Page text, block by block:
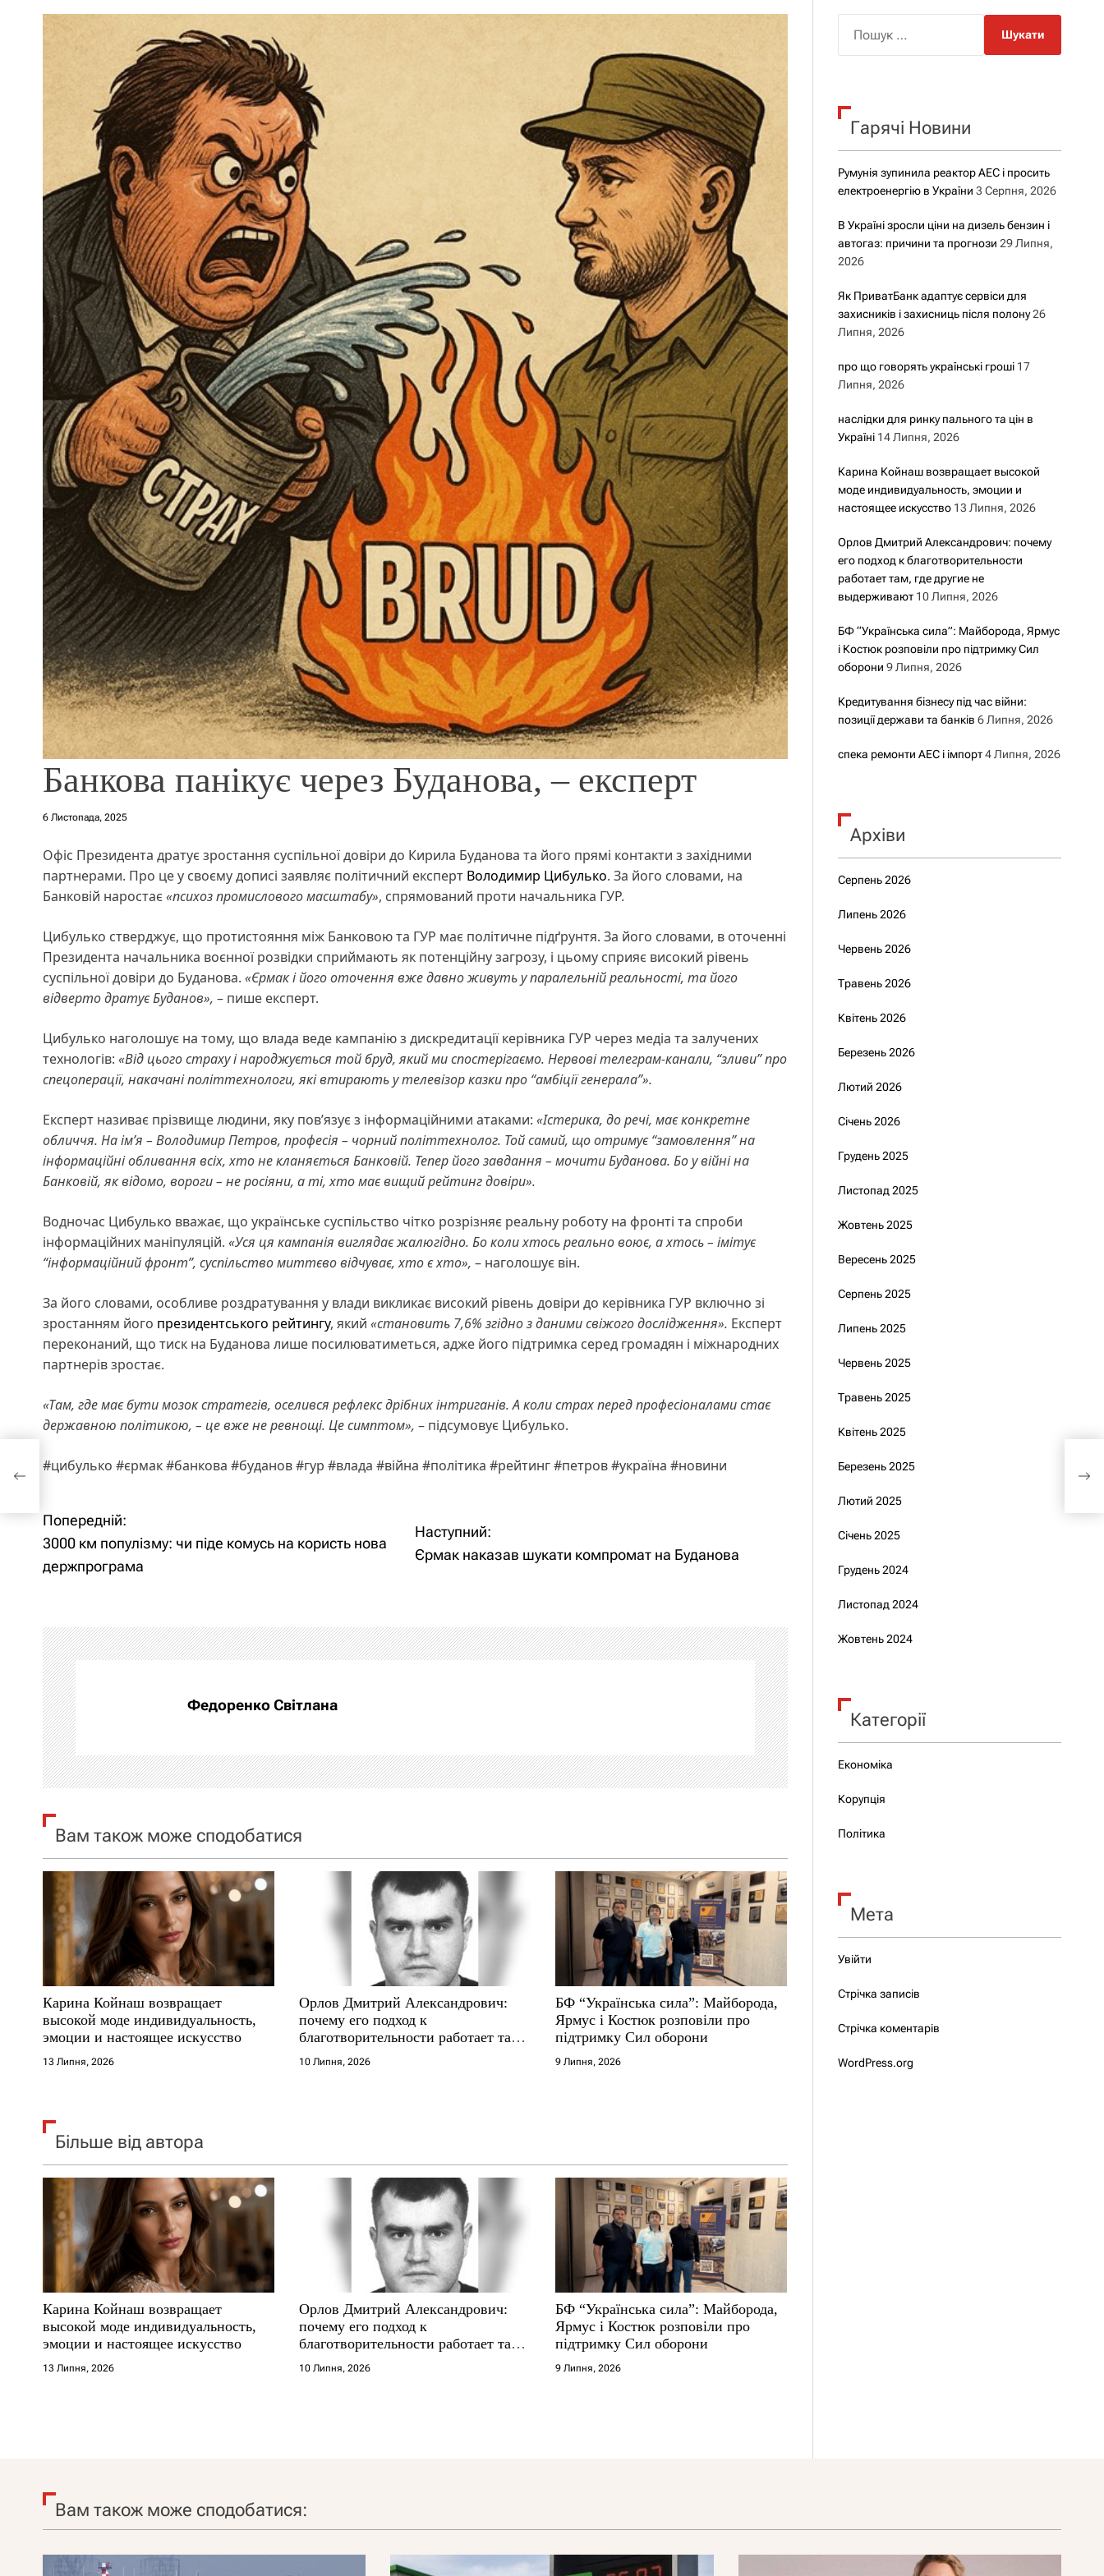
р
о
у
Банкова панікує через Буданова, – експерт
6 Листопада, 2025
Офіс Президента дратує зростання суспільної довіри до Кирила Буданова та його прямі контакти з західними
партнерами. Про це у своєму дописі заявляє політичний експерт Володимир Цибулько. За його словами, на
Банковій наростає«психоз промислового масштабу», спрямований проти начальника ГУР.
Цибулько стверджує, що протистояння між Банковою та ГУР має політичне підґрунтя. За його словами, в оточенні
Президента начальника воєнної розвідки сприймають як потенційну загрозу, і цьому сприяє високий рівень
суспільної довіри до Буданова. «Єрмак і його оточення вже давно живуть у паралельній реальності, та його
відверто дратує Буданов», – пише експерт.
Цибулько наголошує на тому, що влада веде кампанію з дискредитації керівника ГУР через медіа та залучених
технологів: «Від цього страху і народжується той бруд, який ми спостерігаємо. Нервові телеграм-канали, “зливи” про
спецоперації, накачані політтехнологи, які втирають у телевізор казки про “амбіції генерала”».
Експерт називає прізвище людини, яку пов’язує з інформаційними атаками: «Істерика, до речі, має конкретне
обличчя. На ім’я – Володимир Петров, професія – чорний політтехнолог. Той самий, що отримує “замовлення” на
інформаційні обливання всіх, хто не кланяється Банковій. Тепер його завдання – мочити Буданова. Бо у війні на
Банковій, як відомо, вороги – не росіяни, а ті, хто має вищий рейтинг довіри».
Водночас Цибулько вважає, що українське суспільство чітко розрізняє реальну роботу на фронті та спроби
інформаційних маніпуляцій. «Уся ця кампанія виглядає жалюгідно. Бо коли хтось реально воює, а хтось – імітує
“інформаційний фронт”, суспільство миттєво відчуває, хто є хто», – наголошує він.
За його словами, особливе роздратування у влади викликає високий рівень довіри до керівника ГУР включно зі
зростанням його президентського рейтингу, який «становить 7,6% згідно з даними свіжого дослідження». Експерт
переконаний, що тиск на Буданова лише посилюватиметься, адже його підтримка серед громадян і міжнародних
партнерів зростає.
«Там, где має бути мозок стратегів, оселився рефлекс дрібних інтриганів. А коли страх перед професіоналами стає
державною політикою, – це вже не ревнощі. Це симптом», – підсумовує Цибулько.
#цибулько #єрмак #банкова #буданов #гур #влада #війна #політика #рейтинг #петров #україна #новини
Н
а
і
г
а
ц
і
я
а
п
с
і
в
Попередній:
3000 км популізму: чи піде комусь на користь нова
держпрограма
Наступний:
Єрмак наказав шукати компромат на Буданова
Федоренко Світлана
Вам також може сподобатися
Карина Койнаш возвращает
высокой моде индивидуальность,
эмоции и настоящее искусство
13 Липня, 2026
Орлов Дмитрий Александрович:
почему его подход к
благотворительности работает там,
где другие не выдерживают
10 Липня, 2026
БФ “Українська сила”: Майборода,
Ярмус і Костюк розповіли про
підтримку Сил оборони
9 Липня, 2026
Більше від автора
Карина Койнаш возвращает
высокой моде индивидуальность,
эмоции и настоящее искусство
13 Липня, 2026
Орлов Дмитрий Александрович:
почему его подход к
благотворительности работает там,
где другие не выдерживают
10 Липня, 2026
БФ “Українська сила”: Майборода,
Ярмус і Костюк розповіли про
підтримку Сил оборони
9 Липня, 2026
к
Гарячі Новини
Румунія зупинила реактор АЕС і просить
електроенергію в України 3 Серпня, 2026
В Україні зросли ціни на дизель бензин і
автогаз: причини та прогнози 29 Липня,
2026
Як ПриватБанк адаптує сервіси для
захисників і захисниць після полону 26
Липня, 2026
про що говорять українські гроші 17
Липня, 2026
наслідки для ринку пального та цін в
Україні 14 Липня, 2026
Карина Койнаш возвращает высокой
моде индивидуальность, эмоции и
настоящее искусство 13 Липня, 2026
Орлов Дмитрий Александрович: почему
его подход к благотворительности
работает там, где другие не
выдерживают 10 Липня, 2026
БФ “Українська сила”: Майборода, Ярмус
і Костюк розповіли про підтримку Сил
оборони 9 Липня, 2026
Кредитування бізнесу під час війни:
позиції держави та банків 6 Липня, 2026
спека ремонти АЕС і імпорт 4 Липня, 2026
Архіви
Серпень 2026
Липень 2026
Червень 2026
Травень 2026
Квітень 2026
Березень 2026
Лютий 2026
Січень 2026
Грудень 2025
Листопад 2025
Жовтень 2025
Вересень 2025
Серпень 2025
Липень 2025
Червень 2025
Травень 2025
Квітень 2025
Березень 2025
Лютий 2025
Січень 2025
Грудень 2024
Листопад 2024
Жовтень 2024
Категорії
Економіка
Корупція
Політика
Мета
Увійти
Стрічка записів
Стрічка коментарів
WordPress.org
на
Вам також може сподобатися: